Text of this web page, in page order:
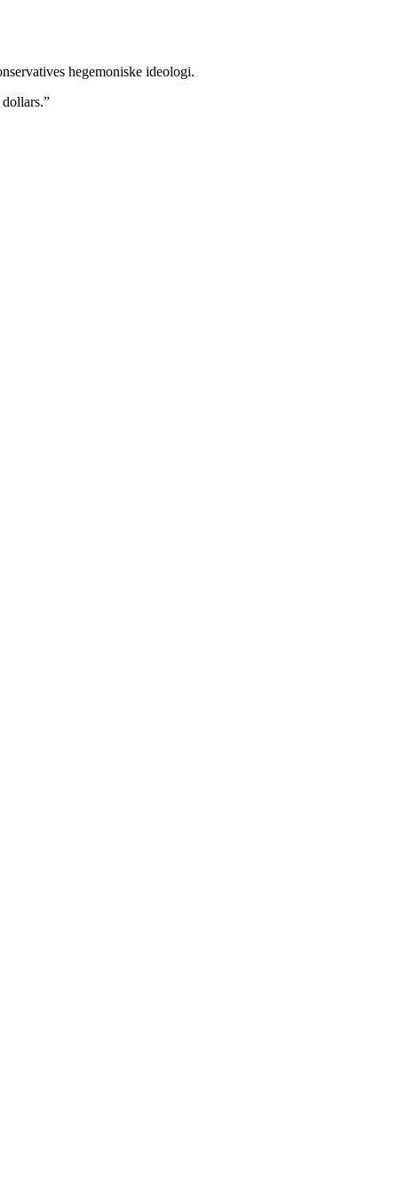
hegemoniske ideologi.